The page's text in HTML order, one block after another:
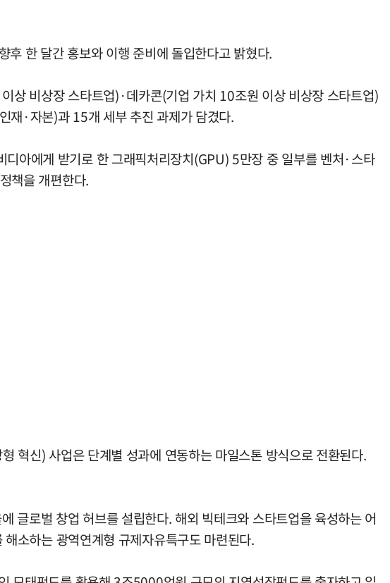
한 달간 홍보와 이행 준비에 돌입한다고 밝혔다.
비상장 스타트업)·데카콘(기업 가치 10조원 이상 비상장 스타트업)
·자본)과 15개 세부 추진 과제가 담겼다.
아에게 받기로 한 그래픽처리장치(GPU) 5만장 중 일부를 벤처·스타
책을 개편한다.
혁신) 사업은 단계별 성과에 연동하는 마일스톤 방식으로 전환된다.
글로벌 창업 허브를 설립한다. 해외 빅테크와 스타트업을 육성하는 어
소하는 광역연계형 규제자유특구도 마련된다.